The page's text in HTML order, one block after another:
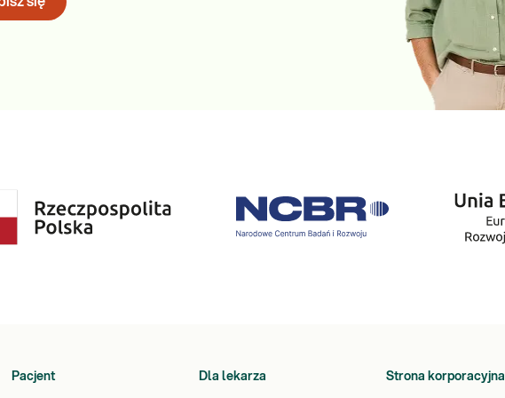
Pacjent Dla lekarza Strona korporacyjna